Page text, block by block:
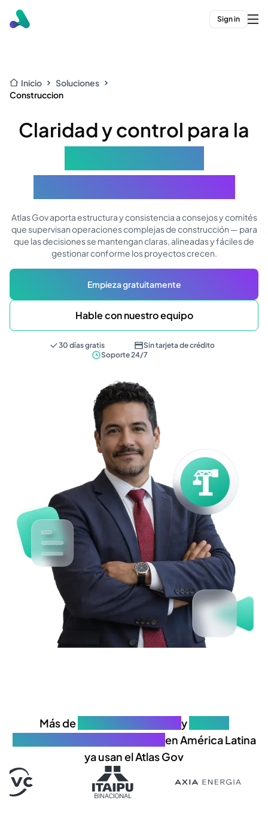
Sign in
Inicio
Soluciones
Construccion
Claridad y control para la
Atlas Gov aporta estructura y consistencia a consejos y comités
que supervisan operaciones complejas de construcción — para
que las decisiones se mantengan claras, alineadas y fáciles de
gestionar conforme los proyectos crecen.
Empieza gratuitamente
Hable con nuestro equipo
30 días gratis
Sin tarjeta de crédito
Soporte 24/7
Más de y
en América Latina
ya usan el Atlas Gov